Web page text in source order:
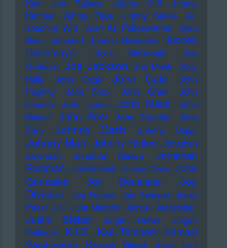
Kerr
Jim Rakete Jimmy Cliff
Jimmy
Kimmel
Jimmy Page Jimmy Savile
JJ
Joachim Witt Joan As Policewoman Joan
Baez JoanJett Joanna Newsome Jochen
Distelmayer
Jock McDonald
Joe
Goddard Joe Jackson Joe Meek Joey
Kelly
John Cage John Cale
John
Fogerty
John Foxx John Grant
John
Lennon
John Lydon John Maus
John
Mayall
John Peel John Travolta
John
Zorn
Johnny Cash Johnny Depp
Johnny Marr Johnny Rotten Jonathan
Jeremiah
Jonathan Meese
Jonathan
Richman Joni Mitchell Jonzun Crew Jose
Gonzales
Joy Denalane
Joy
Division Jörg Fauser Jörg Stempel Judas
Priest Juli Julia Meladin Jumpa Jungstötter
Justin Bieber Jürgen Drews
Jürgen
Zeltinger
K.I.Z. Kae Tempest Kamasi
Kanye West